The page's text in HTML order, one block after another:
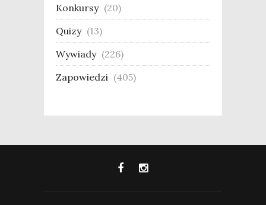
Konkursy (20)
Quizy (13)
Wywiady (226)
Zapowiedzi (405)